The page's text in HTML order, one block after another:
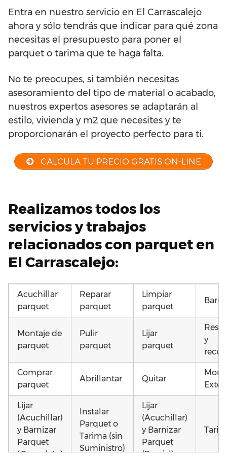
Entra en nuestro servicio en El Carrascalejo
ahora y sólo tendrás que indicar para qué zona
necesitas el presupuesto para poner el
parquet o tarima que te haga falta.
No te preocupes, si también necesitas
asesoramiento del tipo de material o acabado,
nuestros expertos asesores se adaptarán al
estilo, vivienda y m2 que necesites y te
proporcionarán el proyecto perfecto para ti.
CALCULA TU PRECIO GRATIS ON-LINE
Realizamos todos los
servicios y trabajos
relacionados con parquet en
El Carrascalejo:
Acuchillar
parquet
Reparar
parquet
Limpiar
parquet
Montaje de
parquet
Pulir
parquet
Lijar
parquet
y
Comprar
parquet
Abrillantar Quitar
Lijar
(Acuchillar)
y Barnizar
Parquet
Instalar
Parquet o
Tarima (sin
Suministro)
Lijar
(Acuchillar)
y Barnizar
Parquet